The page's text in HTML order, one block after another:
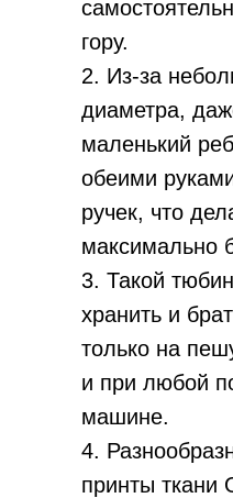
гору.
2. Из-за
диаметра,
маленький
обеими
ручек, что
максимально
3. Такой
хранить и
только на
и при любой
машине.
4.
принты ткани